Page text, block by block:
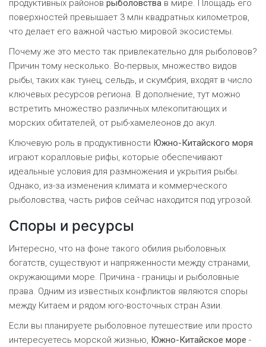
продуктивных районов рыболовства в мире. Площадь его
поверхностей превышает 3 млн квадратных километров,
что делает его важной частью мировой экосистемы.
Почему же это место так привлекательно для рыболовов?
Причин тому несколько. Во-первых, множество видов
рыбы, таких как тунец, сельдь, и скумбрия, входят в число
ключевых ресурсов региона. В дополнение, тут можно
встретить множество различных млекопитающих и
морских обитателей, от рыб-хамелеонов до акул.
Ключевую роль в продуктивности Южно-Китайского моря
играют коралловые рифы, которые обеспечивают
идеальные условия для размножения и укрытия рыбы.
Однако, из-за изменения климата и коммерческого
рыболовства, часть рифов сейчас находится под угрозой.
Споры и ресурсы
Интересно, что на фоне такого обилия рыболовных
богатств, существуют и напряженности между странами,
окружающими море. Причина - границы и рыболовные
права. Одним из известных конфликтов являются споры
между Китаем и рядом юго-восточных стран Азии.
Если вы планируете рыболовное путешествие или просто
интересуетесь морской жизнью, Южно-Китайское море -